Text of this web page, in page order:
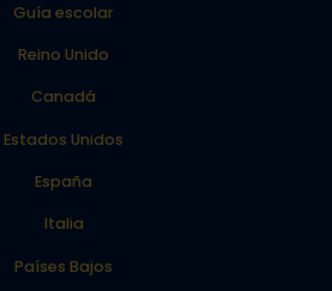
Guía escolar
Reino Unido
Canadá
Estados Unidos
España
Italia
Países Bajos